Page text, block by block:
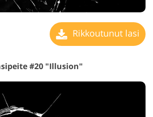
Rikkoutunut lasi
#20 "Illusion"